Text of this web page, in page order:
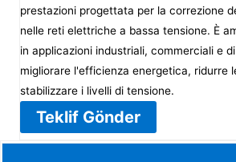
prestazioni progettata per la correzione
nelle reti elettriche a bassa tensione. È
in applicazioni industriali, commerciali e
migliorare l'efficienza energetica, ridurre
stabilizzare i livelli di tensione.
Teklif Gönder